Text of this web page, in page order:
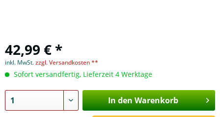
42,99 € *
inkl. MwSt.zzgl. Versandkosten **
Sofort versandfertig, Lieferzeit 4 Werktage
In den Warenkorb